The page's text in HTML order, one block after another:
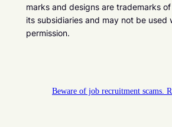
marks and designs are trademarks
its subsidiaries and may not be used
permission.
Beware of job recruitment scams.